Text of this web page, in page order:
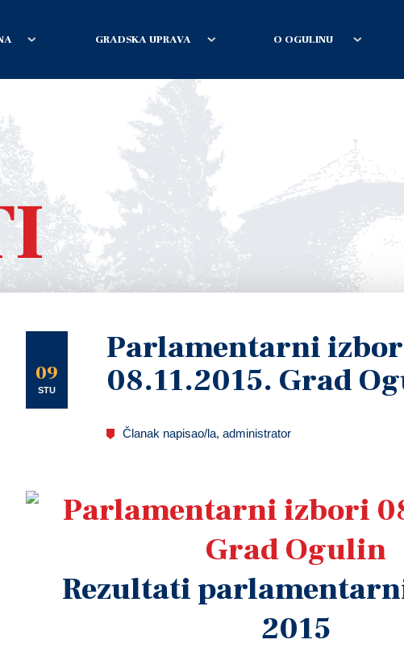
GRADSKA UPRAVA O OGULINU
09
STU
Parlamentarni
08.11.2015. Grad
Članak napisao/la, administrator
Rezultati
2015